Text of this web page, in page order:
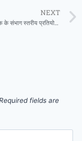
NEXT
बस्तर ओलंपिक के संभाग स्तरीय प्रतियोगिताओं का आयोजन 11 से 13 दिसम्बर तक
fields are